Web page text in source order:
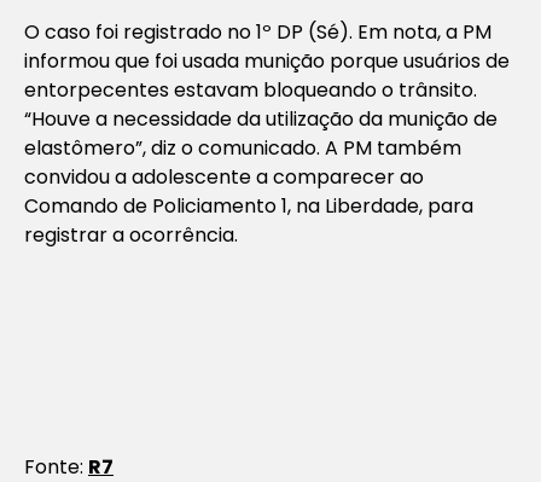
O caso foi registrado no 1º DP (Sé). Em nota, a PM
informou que foi usada munição porque usuários de
entorpecentes estavam bloqueando o trânsito.
“Houve a necessidade da utilização da munição de
elastômero”, diz o comunicado. A PM também
convidou a adolescente a comparecer ao
Comando de Policiamento 1, na Liberdade, para
registrar a ocorrência.
Fonte: R7